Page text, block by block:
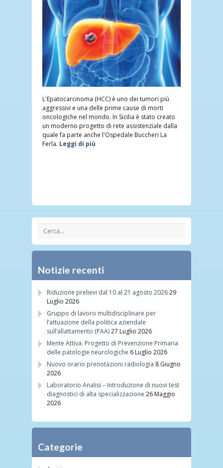
L'Epatocarcinoma (HCC) è uno dei tumori più
aggressivi e una delle prime cause di morti
oncologiche nel mondo. In Sicilia è stato creato
un moderno progetto di rete assistenziale dalla
quale fa parte anche l'Ospedale Buccheri La
Ferla. Leggi di più
Notizie recenti
Riduzione prelievi dal 10 al 21 agosto 202629
Luglio 2026
Gruppo di lavoro multidisciplinare per
l’attuazione della politica aziendale
sull’allattamento (PAA)27 Luglio 2026
Mente Attiva. Progetto di Prevenzione Primaria
delle patologie neurologiche 6 Luglio 2026
Nuovo orario prenotazioni radiologia 8 Giugno
2026
Laboratorio Analisi – Introduzione di nuovi test
diagnostici di alta specializzazione 26 Maggio
2026
Categorie